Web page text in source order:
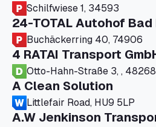
Schilfwiese 1, 34593
24-TOTAL Autohof Bad
Buchäckerring 40, 74906
4 RATAI Transport
Otto-Hahn-Straße 3, , 48268
A Clean Solution
Littlefair Road, HU9 5LP
A.W Jenkinson